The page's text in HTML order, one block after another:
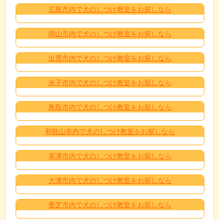
広島市内で犬のしつけ教室をお探しなら
岡山市内で犬のしつけ教室をお探しなら
出雲市内で犬のしつけ教室をお探しなら
米子市内で犬のしつけ教室をお探しなら
鳥取市内で犬のしつけ教室をお探しなら
和歌山市内で犬のしつけ教室をお探しなら
草津市内で犬のしつけ教室をお探しなら
大津市内で犬のしつけ教室をお探しなら
香芝市内で犬のしつけ教室をお探しなら